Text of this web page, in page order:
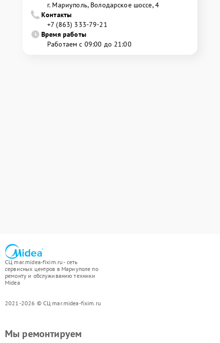
г. Мариуполь, Володарское шоссе, 4
Контакты
+7 (863) 333-79-21
Время работы
Работаем с 09:00 до 21:00
СЦ mar.midea-fixim.ru - сеть
сервисных центров в Мариуполе по
ремонту и обслуживанию техники
Midea
2021-2026 © СЦ mar.midea-fixim.ru
Мы ремонтируем